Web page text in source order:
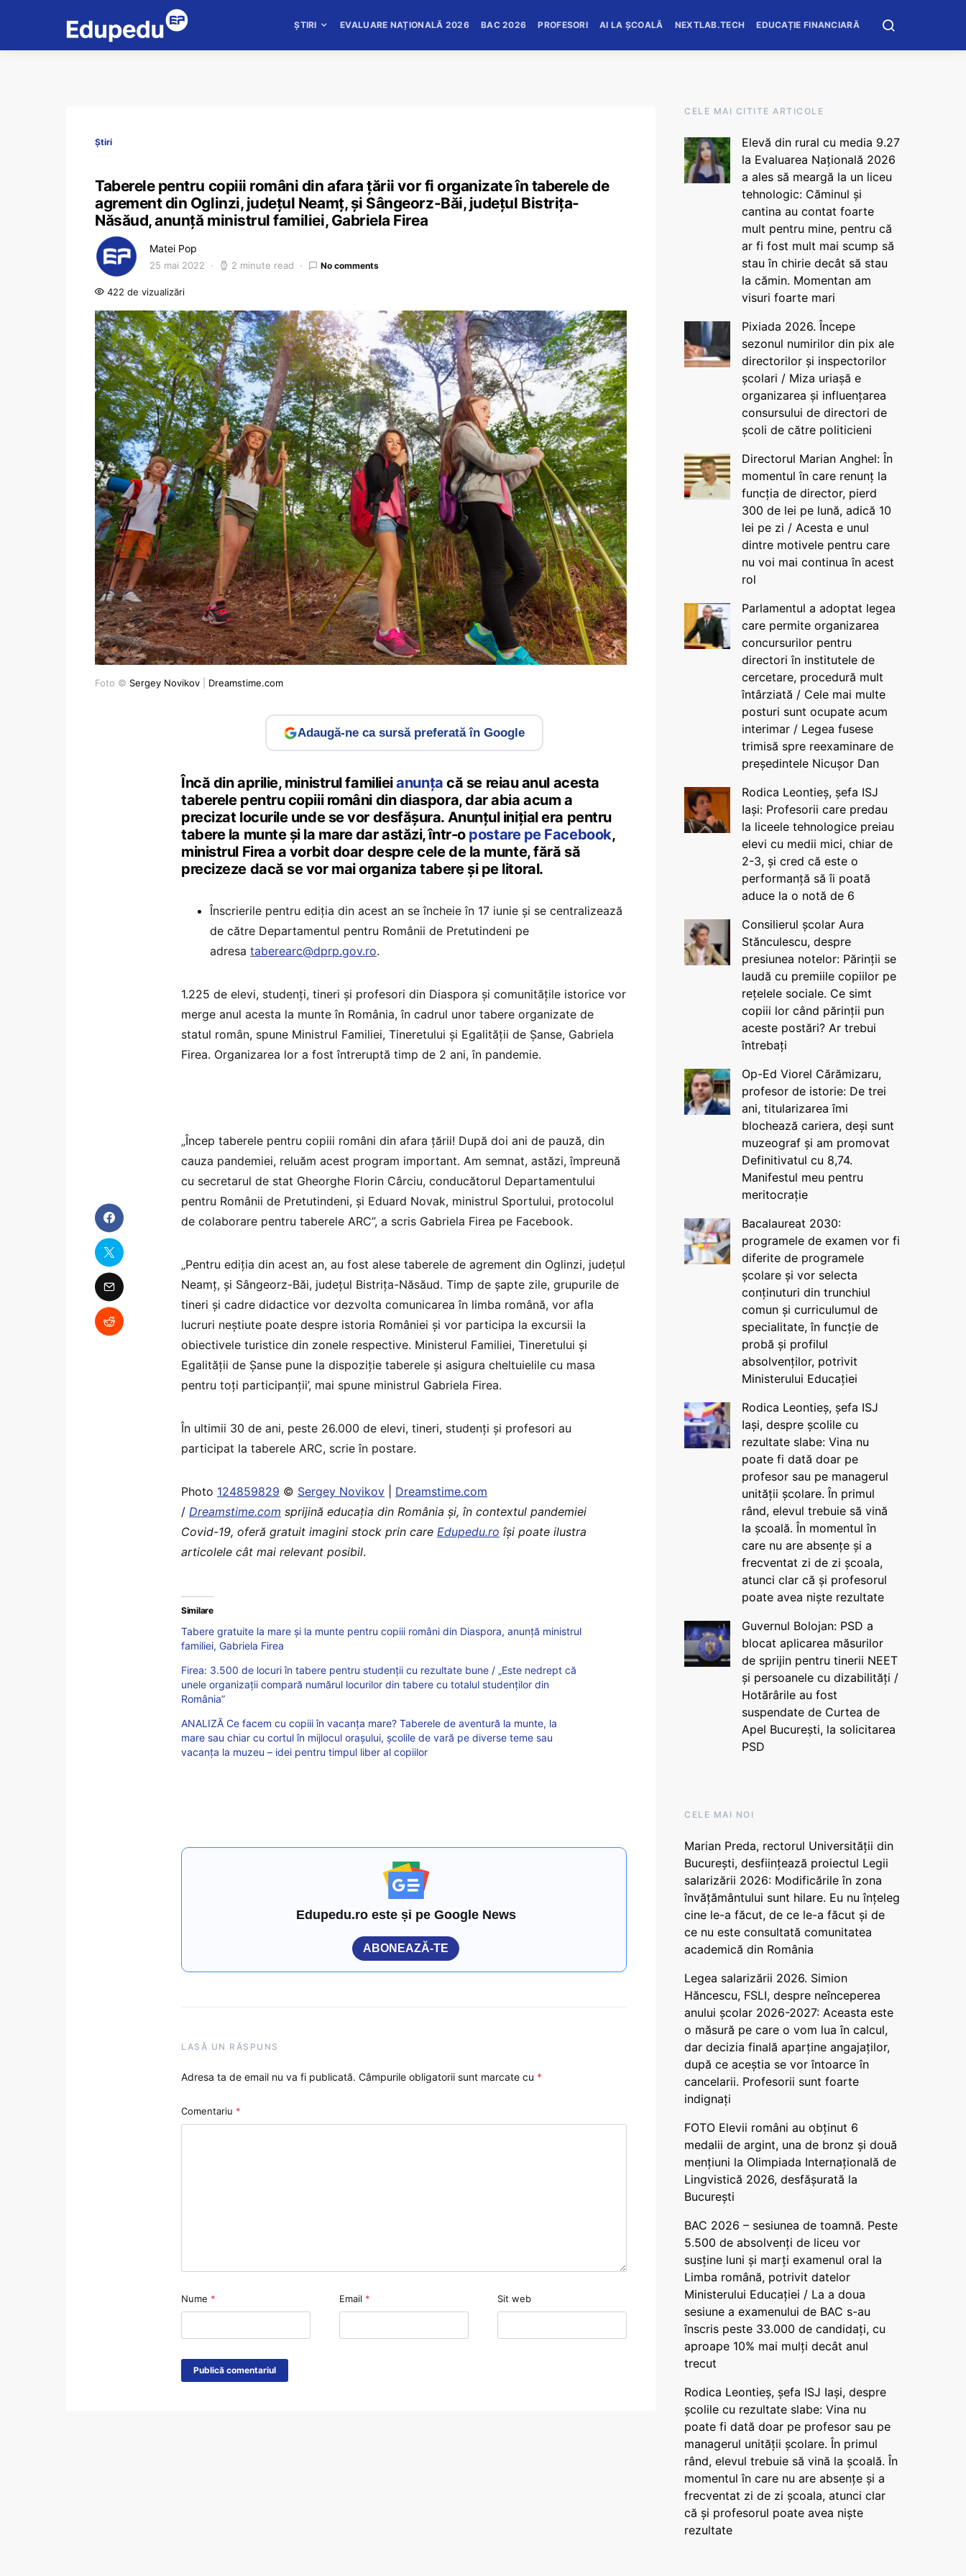
ȘTIRI EVALUARE NAȚIONALĂ 2026 BAC 2026 PROFESORI AI LA ȘCOALĂ NEXTLAB.TECH EDUCAȚIE FINANCIARĂ
Știri
Taberele pentru copiii români din afara țării vor fi organizate în taberele de
agrement din Oglinzi, judeţul Neamţ, şi Sângeorz-Băi, judeţul Bistriţa-
Năsăud, anunță ministrul familiei, Gabriela Firea
Matei Pop
25 mai 2022 2 minute read No comments
422 de vizualizări
Foto © Sergey Novikov Dreamstime.com
Adaugă-ne ca sursă preferată în Google
Încă din aprilie, ministrul familieianunța că se reiau anul acesta
taberele pentru copiii români din diaspora, dar abia acum a
precizat locurile unde se vor desfășura. Anunțul inițial era pentru
tabere la munte și la mare dar astăzi, într-o postare pe Facebook,
ministrul Firea a vorbit doar despre cele de la munte, fără să
precizeze dacă se vor mai organiza tabere și pe litoral.
Înscrierile pentru ediţia din acest an se încheie în 17 iunie şi se centralizează
de către Departamentul pentru Românii de Pretutindeni pe
adresa taberearc@dprp.gov.ro.
1.225 de elevi, studenţi, tineri şi profesori din Diaspora şi comunităţile istorice vor
merge anul acesta la munte în România, în cadrul unor tabere organizate de
statul român, spune Ministrul Familiei, Tineretului şi Egalităţii de Şanse, Gabriela
Firea. Organizarea lor a fost întreruptă timp de 2 ani, în pandemie.
„Încep taberele pentru copiii români din afara ţării! După doi ani de pauză, din
cauza pandemiei, reluăm acest program important. Am semnat, astăzi, împreună
cu secretarul de stat Gheorghe Florin Cârciu, conducătorul Departamentului
pentru Românii de Pretutindeni, şi Eduard Novak, ministrul Sportului, protocolul
de colaborare pentru taberele ARC”, a scris Gabriela Firea pe Facebook.
„Pentru ediţia din acest an, au fost alese taberele de agrement din Oglinzi, judeţul
Neamţ, şi Sângeorz-Băi, judeţul Bistriţa-Năsăud. Timp de şapte zile, grupurile de
tineri şi cadre didactice vor dezvolta comunicarea în limba română, vor afla
lucruri neştiute poate despre istoria României şi vor participa la excursii la
obiectivele turistice din zonele respective. Ministerul Familiei, Tineretului şi
Egalităţii de Şanse pune la dispoziţie taberele şi asigura cheltuielile cu masa
pentru toţi participanţii’, mai spune ministrul Gabriela Firea.
În ultimii 30 de ani, peste 26.000 de elevi, tineri, studenţi şi profesori au
participat la taberele ARC, scrie în postare.
Photo 124859829 © Sergey Novikov
Dreamstime.com
/ Dreamstime.com sprijină educaţia din România şi, în contextul pandemiei
Covid-19, oferă gratuit imagini stock prin care Edupedu.ro îşi poate ilustra
articolele cât mai relevant posibil.
Similare
Tabere gratuite la mare și la munte pentru copiii români din Diaspora, anunță ministrul
familiei, Gabriela Firea
Firea: 3.500 de locuri în tabere pentru studenții cu rezultate bune / „Este nedrept că
unele organizații compară numărul locurilor din tabere cu totalul studenților din
România”
ANALIZĂ Ce facem cu copiii în vacanța mare? Taberele de aventură la munte, la
mare sau chiar cu cortul în mijlocul orașului, școlile de vară pe diverse teme sau
vacanța la muzeu – idei pentru timpul liber al copiilor
Edupedu.ro este și pe Google News
ABONEAZĂ-TE
LASĂ UN RĂSPUNS
Adresa ta de email nu va fi publicată. Câmpurile obligatorii sunt marcate cu *
Comentariu *
Nume * Email * Sit web
CELE MAI CITITE ARTICOLE
Elevă din rural cu media 9.27
la Evaluarea Națională 2026
a ales să meargă la un liceu
tehnologic: Căminul și
cantina au contat foarte
mult pentru mine, pentru că
ar fi fost mult mai scump să
stau în chirie decât să stau
la cămin. Momentan am
visuri foarte mari
Pixiada 2026. Începe
sezonul numirilor din pix ale
directorilor și inspectorilor
școlari / Miza uriașă e
organizarea și influențarea
consursului de directori de
școli de către politicieni
Directorul Marian Anghel: În
momentul în care renunț la
funcția de director, pierd
300 de lei pe lună, adică 10
lei pe zi / Acesta e unul
dintre motivele pentru care
nu voi mai continua în acest
rol
Parlamentul a adoptat legea
care permite organizarea
concursurilor pentru
directori în institutele de
cercetare, procedură mult
întârziată / Cele mai multe
posturi sunt ocupate acum
interimar / Legea fusese
trimisă spre reexaminare de
președintele Nicușor Dan
Rodica Leontieș, șefa ISJ
Iași: Profesorii care predau
la liceele tehnologice preiau
elevi cu medii mici, chiar de
2-3, și cred că este o
performanță să îi poată
aduce la o notă de 6
Consilierul școlar Aura
Stănculescu, despre
presiunea notelor: Părinții se
laudă cu premiile copiilor pe
rețelele sociale. Ce simt
copiii lor când părinții pun
aceste postări? Ar trebui
întrebați
Op-Ed Viorel Cărămizaru,
profesor de istorie: De trei
ani, titularizarea îmi
blochează cariera, deși sunt
muzeograf și am promovat
Definitivatul cu 8,74.
Manifestul meu pentru
meritocrație
Bacalaureat 2030:
programele de examen vor fi
diferite de programele
școlare și vor selecta
conținuturi din trunchiul
comun și curriculumul de
specialitate, în funcție de
probă și profilul
absolvenților, potrivit
Ministerului Educației
Rodica Leontieș, șefa ISJ
Iași, despre școlile cu
rezultate slabe: Vina nu
poate fi dată doar pe
profesor sau pe managerul
unității școlare. În primul
rând, elevul trebuie să vină
la școală. În momentul în
care nu are absențe și a
frecventat zi de zi școala,
atunci clar că și profesorul
poate avea niște rezultate
Guvernul Bolojan: PSD a
blocat aplicarea măsurilor
de sprijin pentru tinerii NEET
și persoanele cu dizabilități /
Hotărârile au fost
suspendate de Curtea de
Apel București, la solicitarea
PSD
CELE MAI NOI
Marian Preda, rectorul Universității din
București, desființează proiectul Legii
salarizării 2026: Modificările în zona
învățământului sunt hilare. Eu nu înțeleg
cine le-a făcut, de ce le-a făcut și de
ce nu este consultată comunitatea
academică din România
Legea salarizării 2026. Simion
Hăncescu, FSLI, despre neînceperea
anului școlar 2026-2027: Aceasta este
o măsură pe care o vom lua în calcul,
dar decizia finală aparține angajaților,
după ce aceștia se vor întoarce în
cancelarii. Profesorii sunt foarte
indignați
FOTO Elevii români au obținut 6
medalii de argint, una de bronz și două
mențiuni la Olimpiada Internațională de
Lingvistică 2026, desfășurată la
București
BAC 2026 – sesiunea de toamnă. Peste
5.500 de absolvenți de liceu vor
susține luni și marți examenul oral la
Limba română, potrivit datelor
Ministerului Educației / La a doua
sesiune a examenului de BAC s-au
înscris peste 33.000 de candidați, cu
aproape 10% mai mulți decât anul
trecut
Rodica Leontieș, șefa ISJ Iași, despre
școlile cu rezultate slabe: Vina nu
poate fi dată doar pe profesor sau pe
managerul unității școlare. În primul
rând, elevul trebuie să vină la școală. În
momentul în care nu are absențe și a
frecventat zi de zi școala, atunci clar
că și profesorul poate avea niște
rezultate